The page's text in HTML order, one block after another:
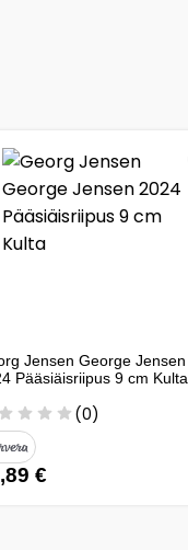
Jensen George Jensen
Pääsiäisriipus 9 cm Kulta
(0)
€